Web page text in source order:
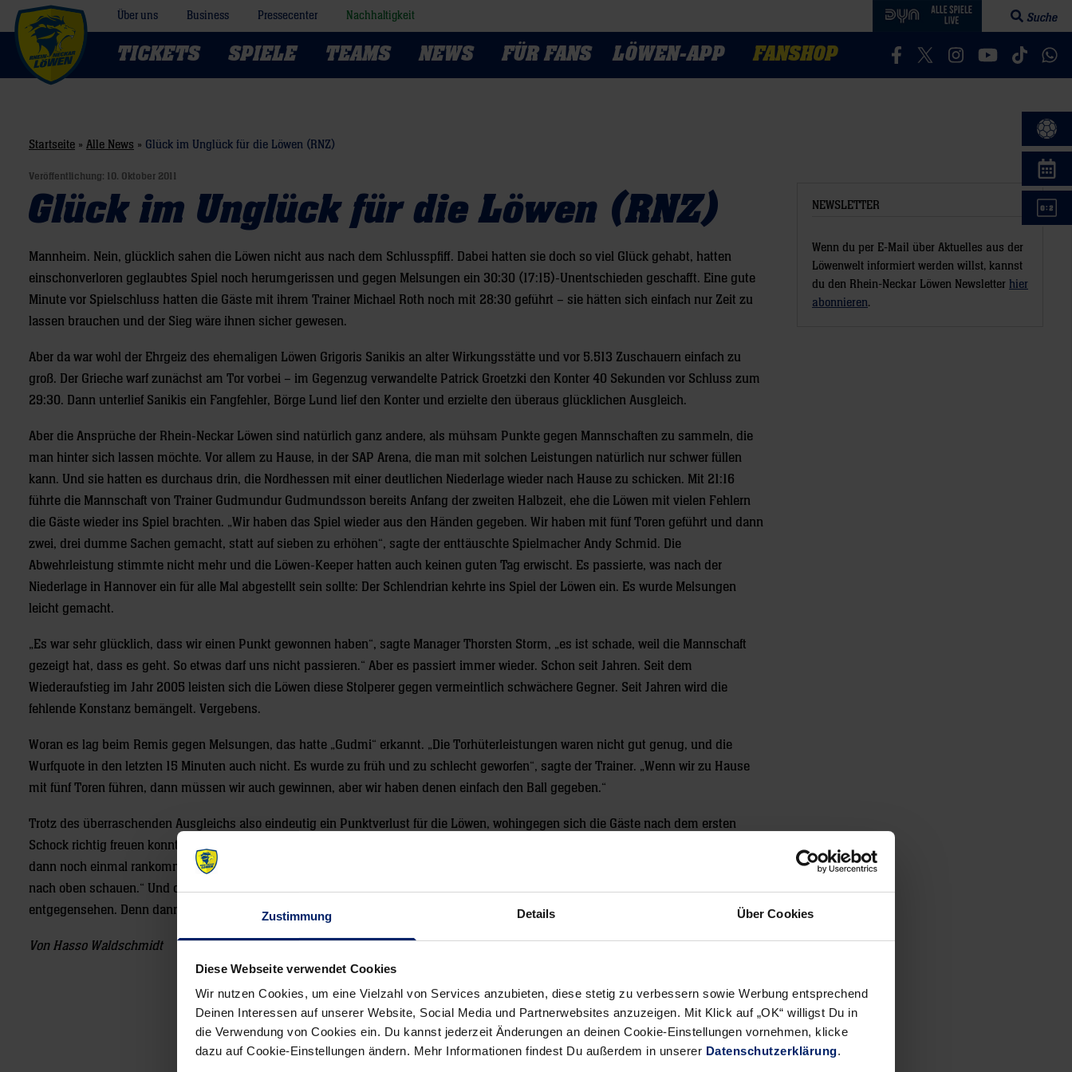
Zustimmung Details Über Cookies
Diese Webseite verwendet Cookies
Wir nutzen Cookies, um eine Vielzahl von Services anzubieten, diese stetig zu verbessern sowie Werbung entsprechend
Deinen Interessen auf unserer Website, Social Media und Partnerwebsites anzuzeigen. Mit Klick auf „OK“ willigst Du in
die Verwendung von Cookies ein. Du kannst jederzeit Änderungen an deinen Cookie-Einstellungen vornehmen, klicke
dazu auf Cookie-Einstellungen ändern. Mehr Informationen findest Du außerdem in unserer Datenschutzerklärung.
Über uns Business Pressecenter Nachhaltigkeit
Suchfeld
Suche
TICKETS SPIELE TEAMS NEWS FÜR FANS LÖWEN-APP FANSHOP Besucht uns auf Facebook
Besucht uns auf Twitter
Besucht uns auf
Besucht uns
Besucht
Startseite » Alle News » Glück im Unglück für die Löwen (RNZ)
Veröffentlichung: 10. Oktober 2011
Glück im Unglück für die Löwen (RNZ)
Mannheim. Nein, glücklich sahen die Löwen nicht aus nach dem Schlusspfiff. Dabei hatten sie doch so viel Glück gehabt, hatten
einschonverloren geglaubtes Spiel noch herumgerissen und gegen Melsungen ein 30:30 (17:15)-Unentschieden geschafft. Eine gute
Minute vor Spielschluss hatten die Gäste mit ihrem Trainer Michael Roth noch mit 28:30 geführt – sie hätten sich einfach nur Zeit zu
lassen brauchen und der Sieg wäre ihnen sicher gewesen.
Aber da war wohl der Ehrgeiz des ehemaligen Löwen Grigoris Sanikis an alter Wirkungsstätte und vor 5.513 Zuschauern einfach zu
groß. Der Grieche warf zunächst am Tor vorbei – im Gegenzug verwandelte Patrick Groetzki den Konter 40 Sekunden vor Schluss zum
29:30. Dann unterlief Sanikis ein Fangfehler, Börge Lund lief den Konter und erzielte den überaus glücklichen Ausgleich.
Aber die Ansprüche der Rhein-Neckar Löwen sind natürlich ganz andere, als mühsam Punkte gegen Mannschaften zu sammeln, die
man hinter sich lassen möchte. Vor allem zu Hause, in der SAP Arena, die man mit solchen Leistungen natürlich nur schwer füllen
kann. Und sie hatten es durchaus drin, die Nordhessen mit einer deutlichen Niederlage wieder nach Hause zu schicken. Mit 21:16
führte die Mannschaft von Trainer Gudmundur Gudmundsson bereits Anfang der zweiten Halbzeit, ehe die Löwen mit vielen Fehlern
die Gäste wieder ins Spiel brachten. „Wir haben das Spiel wieder aus den Händen gegeben. Wir haben mit fünf Toren geführt und dann
zwei, drei dumme Sachen gemacht, statt auf sieben zu erhöhen“, sagte der enttäuschte Spielmacher Andy Schmid. Die
Abwehrleistung stimmte nicht mehr und die Löwen-Keeper hatten auch keinen guten Tag erwischt. Es passierte, was nach der
Niederlage in Hannover ein für alle Mal abgestellt sein sollte: Der Schlendrian kehrte ins Spiel der Löwen ein. Es wurde Melsungen
leicht gemacht.
„Es war sehr glücklich, dass wir einen Punkt gewonnen haben“, sagte Manager Thorsten Storm, „es ist schade, weil die Mannschaft
gezeigt hat, dass es geht. So etwas darf uns nicht passieren.“ Aber es passiert immer wieder. Schon seit Jahren. Seit dem
Wiederaufstieg im Jahr 2005 leisten sich die Löwen diese Stolperer gegen vermeintlich schwächere Gegner. Seit Jahren wird die
fehlende Konstanz bemängelt. Vergebens.
Woran es lag beim Remis gegen Melsungen, das hatte „Gudmi“ erkannt. „Die Torhüterleistungen waren nicht gut genug, und die
Wurfquote in den letzten 15 Minuten auch nicht. Es wurde zu früh und zu schlecht geworfen“, sagte der Trainer. „Wenn wir zu Hause
mit fünf Toren führen, dann müssen wir auch gewinnen, aber wir haben denen einfach den Ball gegeben.“
Trotz des überraschenden Ausgleichs also eindeutig ein Punktverlust für die Löwen, wohingegen sich die Gäste nach dem ersten
Schock richtig freuen konnten. „Ein Riesenkompliment an meine Mannschaft. Wenn man bei den Löwen mit fünf Toren zurückliegt und
dann noch einmal rankommt, zeigt das den großen Kampfgeist“, sagte Michael Roth. „Wir werden in Zukunft nicht zurück, sondern
nach oben schauen.“ Und dem Pokalspiel der dritten Runde am 25. Oktober können die Melsunger nun auch etwas gelassener
entgegensehen. Denn dann haben sie auch noch Heimrecht gegen die Rhein-Neckar Löwen.
Von Hasso Waldschmidt
NEWSLETTER
Wenn du per E-Mail über Aktuelles aus der
Löwenwelt informiert werden willst, kannst
du den Rhein-Neckar Löwen Newsletter hier
abonnieren.
Alle News anzeigen